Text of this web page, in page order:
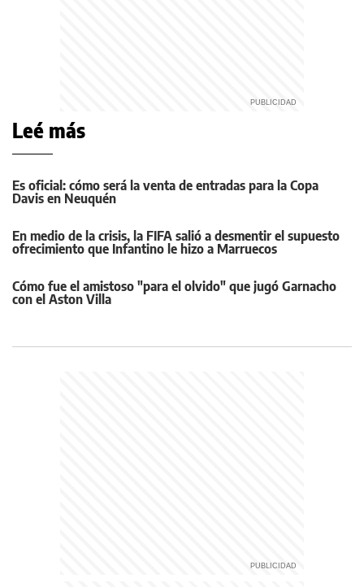
Leé más
Es oficial: cómo será la venta de entradas para la Copa
Davis en Neuquén
En medio de la crisis, la FIFA salió a desmentir el supuesto
ofrecimiento que Infantino le hizo a Marruecos
Cómo fue el amistoso "para el olvido" que jugó Garnacho
con el Aston Villa